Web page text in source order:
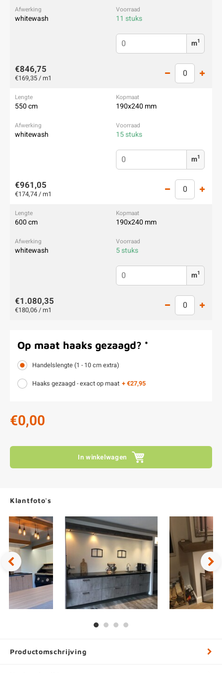
whitewash 11 stuks
m1
€846,75
€169,35 / m1
550 cm 190x240 mm
whitewash 15 stuks
m1
€961,05
€174,74 / m1
600 cm 190x240 mm
whitewash 5 stuks
m1
€1.080,35
€180,06 / m1
Op maat haaks gezaagd? *
Handelslengte (1 - 10 cm extra)
Haaks gezaagd - exact op maat + €27,95
€0,00
In winkelwagen
Klantfoto's
Productomschrijving